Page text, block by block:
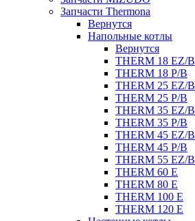
Запчасти Thermona
Вернутся
Напольные котлы
Вернутся
THERM 18 EZ/B
THERM 18 P/B
THERM 25 EZ/B
THERM 25 P/B
THERM 35 EZ/B
THERM 35 P/B
THERM 45 EZ/B
THERM 45 P/B
THERM 55 EZ/B
THERM 60 E
THERM 80 E
THERM 100 E
THERM 120 E